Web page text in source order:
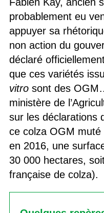
probablement eu
appuyer sa
non action du
déclaré
que ces variétés
vitrosont des
ministère de
sur les déclarations
ce colza OGM
en 2016, une
30 000 hectares,
française de colza).